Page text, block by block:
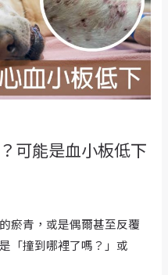
可能是血小板低下
瘀青，或是偶爾甚至反覆
「撞到哪裡了嗎？」或